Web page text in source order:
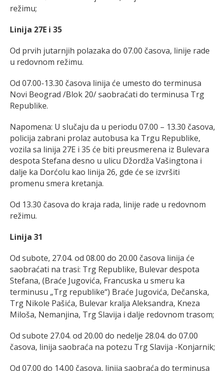
režimu;
Linija 27E i 35
Od prvih jutarnjih polazaka do 07.00 časova, linije rade
u redovnom režimu.
Od 07.00-13.30 časova linija će umesto do terminusa
Novi Beograd /Blok 20/ saobraćati do terminusa Trg
Republike.
Napomena: U slučaju da u periodu 07.00 – 13.30 časova,
policija zabrani prolaz autobusa ka Trgu Republike,
vozila sa linija 27E i 35 će biti preusmerena iz Bulevara
despota Stefana desno u ulicu Džordža Vašingtona i
dalje ka Dorćolu kao linija 26, gde će se izvršiti
promenu smera kretanja.
Od 13.30 časova do kraja rada, linije rade u redovnom
režimu.
Linija 31
Od subote, 27.04. od 08.00 do 20.00 časova linija će
saobraćati na trasi: Trg Republike, Bulevar despota
Stefana, (Braće Jugovića, Francuska u smeru ka
terminusu „Trg republike“) Braće Jugovića, Dečanska,
Trg Nikole Pašića, Bulevar kralja Aleksandra, Kneza
Miloša, Nemanjina, Trg Slavija i dalje redovnom trasom;
Od subote 27.04. od 20.00 do nedelje 28.04. do 07.00
časova, linija saobraća na potezu Trg Slavija -Konjarnik;
Od 07.00 do 14.00 časova, linija saobraća do terminusa